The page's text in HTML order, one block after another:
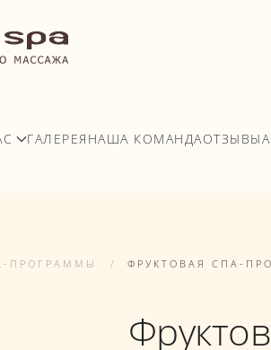
ГАЛЕРЕЯ НАША КОМАНДАОТЗЫВЫ
ПРОГРАММЫ ФРУКТОВАЯ СПА-